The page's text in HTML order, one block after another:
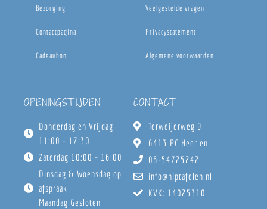
Bezorging
Contactpagina
Cadeaubon
Veelgestelde vragen
Privacystatement
Algemene voorwaarden
OPENINGSTIJDEN
Donderdag en Vrijdag
11:00 - 17:30
Zaterdag 10:00 - 16:00
Dinsdag & Woensdag op
afspraak
Maandag Gesloten
CONTACT
Terweijerweg 9
6413 PC Heerlen
06-54725242
info@hiptafelen.nl
KVK: 14025310